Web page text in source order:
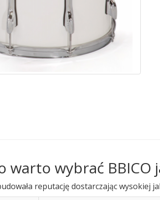
warto wybrać
reputację dostarczając wysokiej